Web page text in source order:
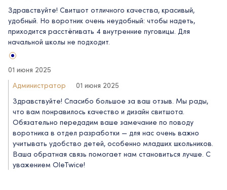
Здравствуйте! Свитшот отличного качества, красивый,
удобный. Но воротник очень неудобный: чтобы надеть,
приходится расстёгивать 4 внутренние пуговицы. Для
начальной школы не подходит.
01 июня 2025
Администратор
01 июня 2025
Здравствуйте! Спасибо большое за ваш отзыв. Мы рады,
что вам понравилось качество и дизайн свитшота.
Обязательно передадим ваше замечание по поводу
воротника в отдел разработки — для нас очень важно
учитывать удобство детей, особенно младших школьников.
Ваша обратная связь помогает нам становиться лучше. С
уважением OleTwice!